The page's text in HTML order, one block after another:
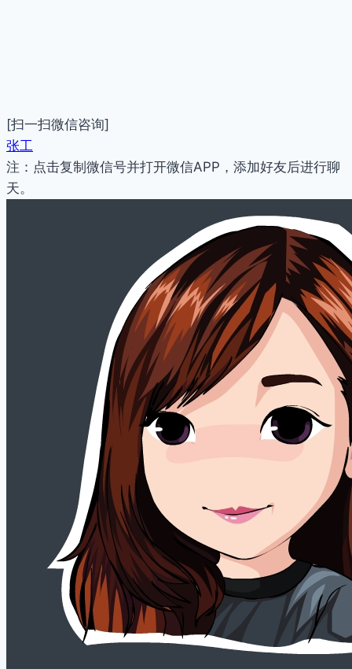
[扫一扫微信咨询]
张工
注：点击复制微信号并打开微信APP，添加好友后进行聊
天。